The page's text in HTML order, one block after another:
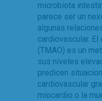
microbiota
parece ser un
algunas
cardiovascular.
(TMAO) es un
sus niveles
predicen
cardiovascular
miocardio o la